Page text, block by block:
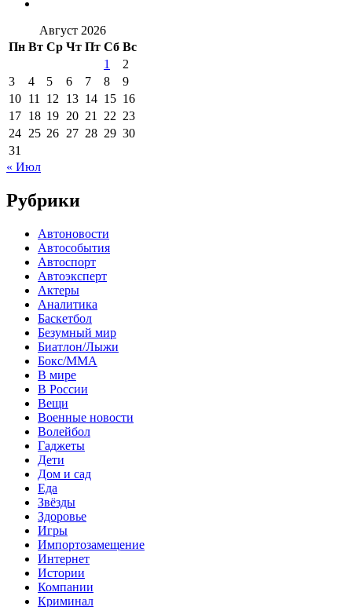
Август 2026
Пн Вт Ср Чт Пт Сб Вс
1
2
3
4 5 6 7 8
9
10 11 12 13 14 15 16
17 18 19 20 21 22 23
24 25 26 27 28 29 30
31
« Июл
Рубрики
Автоновости
Автособытия
Автоспорт
Автоэксперт
Актеры
Аналитика
Баскетбол
Безумный мир
Биатлон/Лыжи
Бокс/MMA
В мире
В России
Вещи
Военные новости
Волейбол
Гаджеты
Дети
Дом и сад
Еда
Звёзды
Здоровье
Игры
Импортозамещение
Интернет
Истории
Компании
Криминал